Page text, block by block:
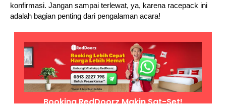
konfirmasi. Jangan sampai terlewat, ya, karena racepack ini
adalah bagian penting dari pengalaman acara!